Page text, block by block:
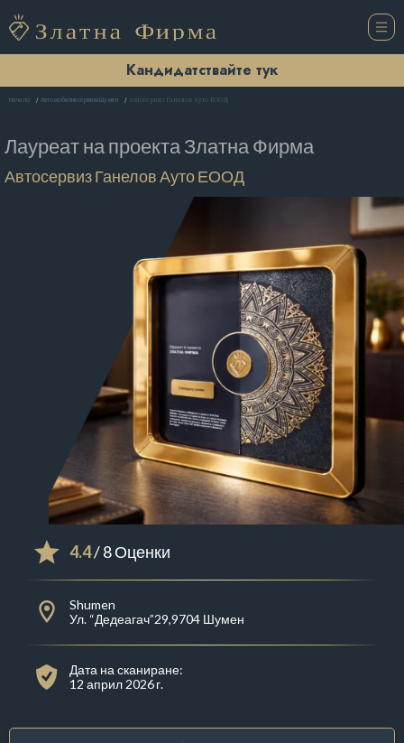
Кандидатствайте тук
Начало Автомобилни сервизи Шумен Автосервиз Ганелов Ауто ЕООД
Лауреат на проектаЗлатна Фирма
Автосервиз Ганелов Ауто ЕООД
4.4/ 8 Оценки
Shumen
Ул. “Дедеагач”29,9704 Шумен
Дата на сканиране:
12 април 2026 г.